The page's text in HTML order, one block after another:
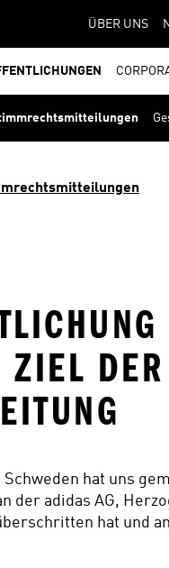
ÜBER UNS
DER E
hat uns
adidas AG,
hat und